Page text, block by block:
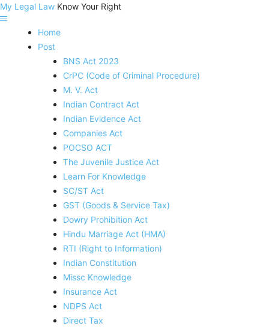
My Legal Law Know Your Right
Home
Post
BNS Act 2023
CrPC (Code of Criminal Procedure)
M. V. Act
Indian Contract Act
Indian Evidence Act
Companies Act
POCSO ACT
The Juvenile Justice Act
Learn For Knowledge
SC/ST Act
GST (Goods & Service Tax)
Dowry Prohibition Act
Hindu Marriage Act (HMA)
RTI (Right to Information)
Indian Constitution
Missc Knowledge
Insurance Act
NDPS Act
Direct Tax